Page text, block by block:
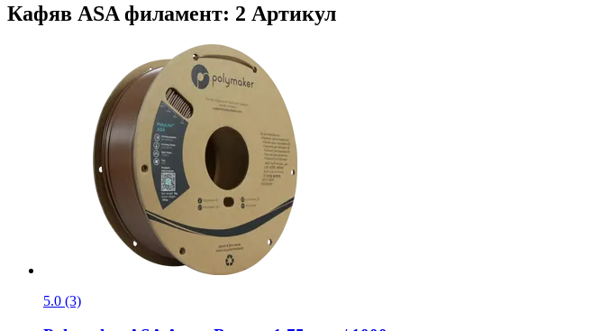
Кафяв ASA филамент: 2 Артикул
5.0 (3)